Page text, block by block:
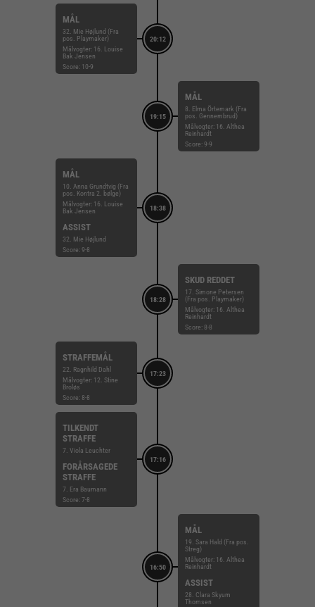
20:12
MÅL
32. Mie Højlund (Fra
pos. Playmaker)
Målvogter: 16. Louise
Bak Jensen
Score: 10-9
19:15
MÅL
8. Elma Örtemark (Fra
pos. Gennembrud)
Målvogter: 16. Althea
Reinhardt
Score: 9-9
18:38
MÅL
10. Anna Grundtvig (Fra
pos. Kontra 2. bølge)
Målvogter: 16. Louise
Bak Jensen
ASSIST
32. Mie Højlund
Score: 9-8
18:28
SKUD REDDET
17. Simone Petersen
(Fra pos. Playmaker)
Målvogter: 16. Althea
Reinhardt
Score: 8-8
17:23
STRAFFEMÅL
22. Ragnhild Dahl
Målvogter: 12. Stine
Broløs
Score: 8-8
17:16
TILKENDT
STRAFFE
7. Viola Leuchter
FORÅRSAGEDE
STRAFFE
7. Era Baumann
Score: 7-8
16:50
MÅL
19. Sara Hald (Fra pos.
Streg)
Målvogter: 16. Althea
Reinhardt
ASSIST
28. Clara Skyum
Thomsen